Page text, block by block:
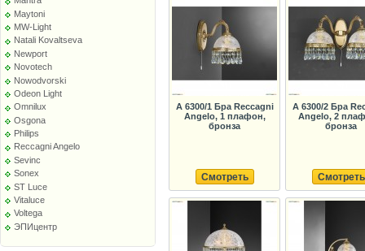
Maytoni
MW-Light
Natali Kovaltseva
Newport
Novotech
Nowodvorski
Odeon Light
Omnilux
Osgona
Philips
Reccagni Angelo
Sevinc
Sonex
ST Luce
Vitaluce
Voltega
ЭПИцентр
A 6300/1 Бра Reccagni
Angelo, 1 плафон,
бронза
Смотреть
A 6300/2 Бра
Angelo, 2
бронза
Смотреть